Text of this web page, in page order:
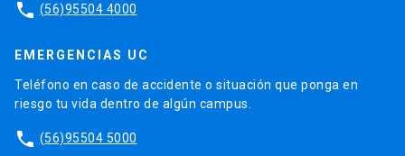
phone (56)95504 4000
EMERGENCIAS UC
Teléfono en caso de accidente o situación que ponga en
riesgo tu vida dentro de algún campus.
phone (56)95504 5000